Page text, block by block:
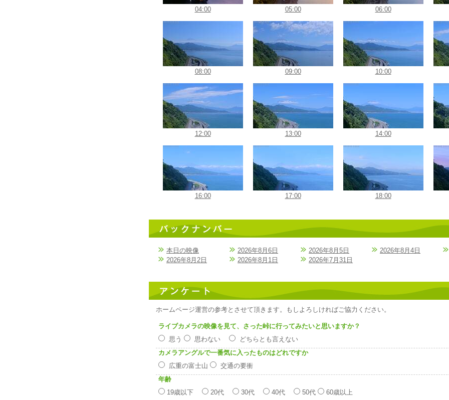
04:00 05:00 06:00
08:00 09:00 10:00
12:00 13:00 14:00
16:00 17:00 18:00
本日の映像 2026年8月6日 2026年8月5日 2026年8月4日
2026年8月2日
2026年8月1日 2026年7月31日
ホームページ運営の参考とさせて頂きます。もしよろしければご協力ください。
ライブカメラの映像を見て、さった峠に行ってみたいと思いますか？
思う
思わない
どちらとも言えない
カメラアングルで一番気に入ったものはどれですか
広重の富士山
交通の要衝
年齢
19歳以下
20代 30代 40代 50代 60歳以上